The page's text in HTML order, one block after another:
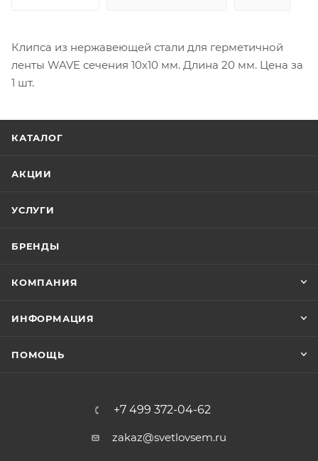
Клипса из нержавеющей стали для герметичной
ленты WAVE сечения 10х10 мм. Длина 20 мм. Цена за
1 шт.
КАТАЛОГ
АКЦИИ
УСЛУГИ
БРЕНДЫ
КОМПАНИЯ
ИНФОРМАЦИЯ
ПОМОЩЬ
+7 499 372-04-62
zakaz@svetlovsem.ru